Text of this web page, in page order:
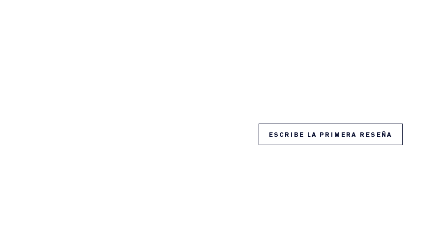
ESCRIBE LA PRIMERA RESEÑA